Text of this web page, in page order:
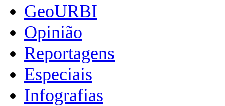
GeoURBI
Opinião
Reportagens
Especiais
Infografias